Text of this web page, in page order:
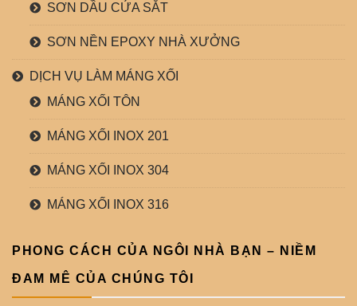
SƠN DẦU CỬA SẮT
SƠN NỀN EPOXY NHÀ XƯỞNG
DỊCH VỤ LÀM MÁNG XỐI
MÁNG XỐI TÔN
MÁNG XỐI INOX 201
MÁNG XỐI INOX 304
MÁNG XỐI INOX 316
PHONG CÁCH CỦA NGÔI NHÀ BẠN – NIỀM
ĐAM MÊ CỦA CHÚNG TÔI